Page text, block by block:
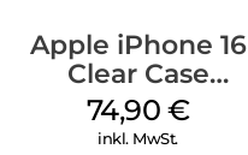
Apple iPhone 16
Clear Case
MagSafe
Transparent
74,90 €
inkl. MwSt.